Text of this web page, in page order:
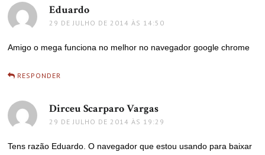
Eduardo
29 DE JULHO DE 2014 ÀS 14:50
Amigo o mega funciona no melhor no navegador google chrome
RESPONDER
Dirceu Scarparo Vargas
29 DE JULHO DE 2014 ÀS 19:29
Tens razão Eduardo. O navegador que estou usando para baixar